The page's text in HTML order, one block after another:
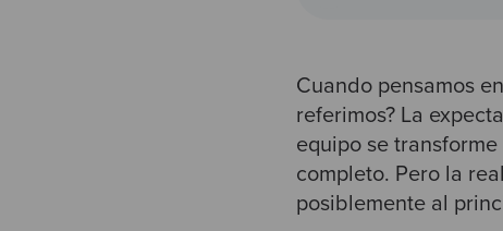
Cuando pensamos
referimos? La
equipo se
completo. Pero la
posiblemente al